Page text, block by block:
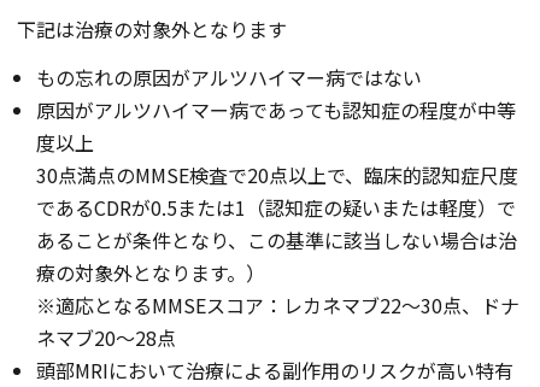
下記は治療の対象外となります
もの忘れの原因がアルツハイマー病ではない
原因がアルツハイマー病であっても認知症の程度が中等
度以上
30点満点のMMSE検査で20点以上で、臨床的認知症尺度
であるCDRが0.5または1（認知症の疑いまたは軽度）で
あることが条件となり、この基準に該当しない場合は治
療の対象外となります。）
※適応となるMMSEスコア：レカネマブ22～30点、ドナ
ネマブ20～28点
頭部MRIにおいて治療による副作用のリスクが高い特有